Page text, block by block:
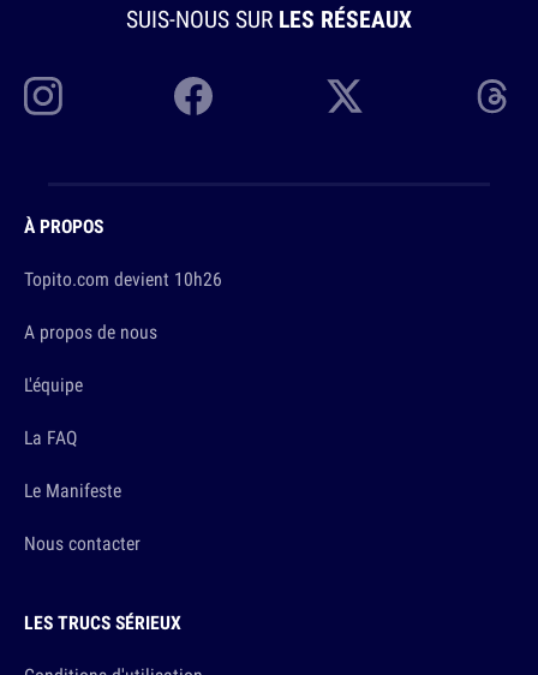
SUIS-NOUS SUR LES RÉSEAUX
À PROPOS
Topito.com devient 10h26
A propos de nous
L'équipe
La FAQ
Le Manifeste
Nous contacter
LES TRUCS SÉRIEUX